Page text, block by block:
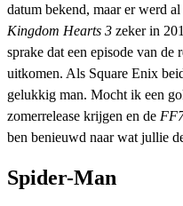
datum bekend, maar er werd
Kingdom Hearts 3 zeker in
sprake dat een episode van de
uitkomen. Als Square Enix
gelukkig man. Mocht ik een
zomerrelease krijgen en de
ben benieuwd naar wat jullie
Spider-Man